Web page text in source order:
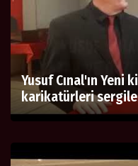
Yusuf Cınal'ın Yeni
karikatürleri